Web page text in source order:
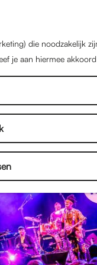
die noodzakelijk
je aan hiermee